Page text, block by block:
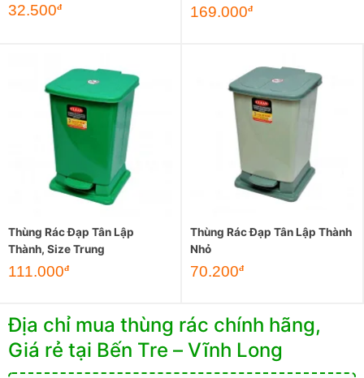
32.500đ 169.000đ
Thùng Rác Đạp Tân Lập
Thành, Size Trung
111.000đ
Thùng Rác Đạp Tân Lập Thành
Nhỏ
70.200đ
Địa chỉ mua thùng rác chính hãng,
Giá rẻ tại Bến Tre – Vĩnh Long